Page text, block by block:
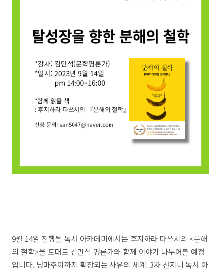
9월 14일 진행될 독서 아카데미에서는 후지하라 다쓰시의 <분해
의 철학>을 토대로 김만석 평론가와 함께 이야기 나누어볼 예정
입니다. 넝마주이까지 확장되는 사유의 세계, 3차 산지니 독서 아